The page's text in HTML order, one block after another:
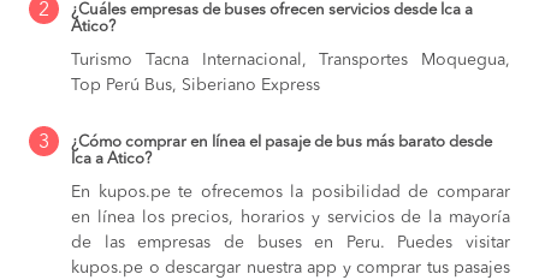
2
¿Cuáles empresas de buses ofrecen servicios desde Ica a
Atico?
Turismo Tacna Internacional, Transportes Moquegua,
Top Perú Bus, Siberiano Express
3
¿Cómo comprar en línea el pasaje de bus más barato desde
Ica a Atico?
En kupos.pe te ofrecemos la posibilidad de comparar
en línea los precios, horarios y servicios de la mayoría
de las empresas de buses en Peru. Puedes visitar
kupos.pe o descargar nuestra app y comprar tus pasajes